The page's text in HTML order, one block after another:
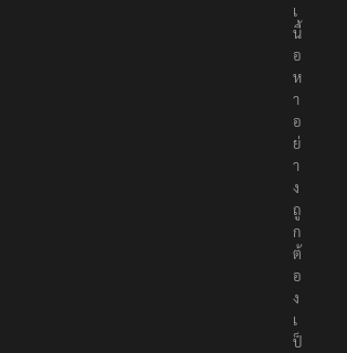
เ
นื้
อ
ห
า
อ
ย่
า
ง
ถู
ก
ต้
อ
ง
เ
ป็